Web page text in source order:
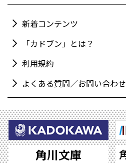
新着コンテンツ
「カドブン」とは？
利用規約
よくある質問／お問い合わせ